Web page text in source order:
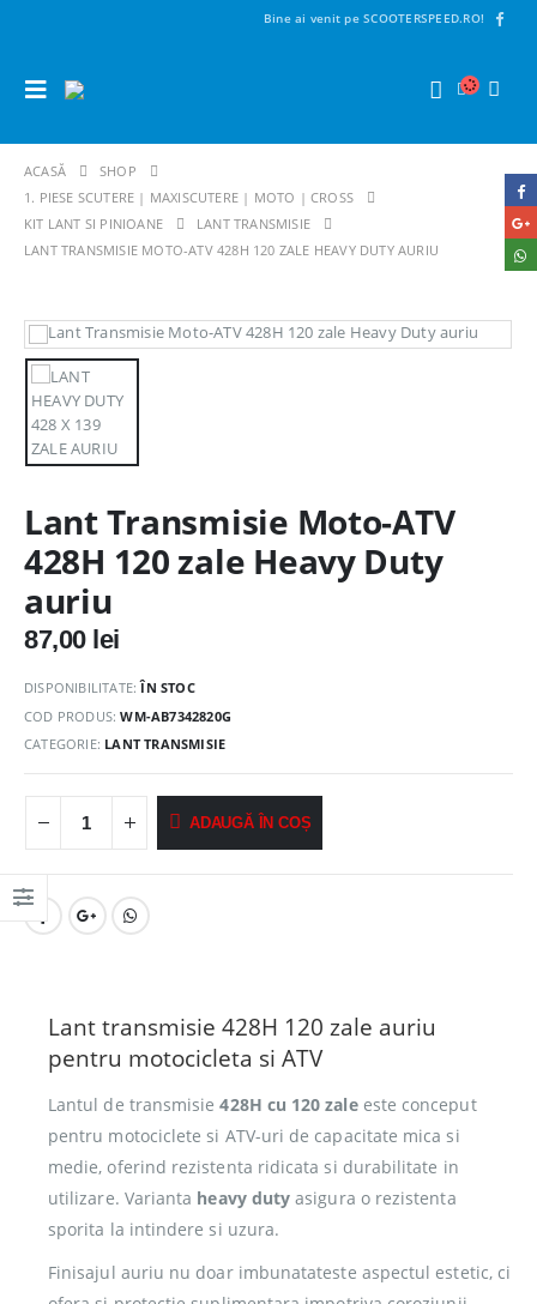
Bine ai venit pe SCOOTERSPEED.RO!
ACASĂ
SHOP
1. PIESE SCUTERE | MAXISCUTERE | MOTO | CROSS
KIT LANT SI PINIOANE
LANT TRANSMISIE
LANT TRANSMISIE MOTO-ATV 428H 120 ZALE HEAVY DUTY AURIU
Lant Transmisie Moto-ATV
428H 120 zale Heavy Duty
auriu
87,00 lei
DISPONIBILITATE:ÎN STOC
COD PRODUS:WM-AB7342820G
CATEGORIE: LANT TRANSMISIE
ADAUGĂ ÎN COȘ
Lant transmisie 428H 120 zale auriu
pentru motocicleta si ATV
Lantul de transmisie428H cu 120 zaleeste conceput
pentru motociclete si ATV-uri de capacitate mica si
medie, oferind rezistenta ridicata si durabilitate in
utilizare. Varianta heavy duty asigura o rezistenta
sporita la intindere si uzura.
Finisajul auriu nu doar imbunatateste aspectul estetic, ci